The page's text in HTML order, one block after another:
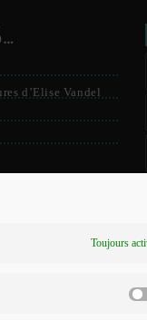
Toujours
d’Elise Vandel